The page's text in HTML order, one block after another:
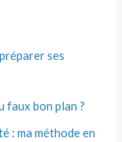
ses
faux bon plan ?
: ma méthode en